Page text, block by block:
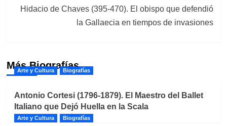
Hidacio de Chaves (395-470). El obispo que defendió
la Gallaecia en tiempos de invasiones
Más Biografías
Arte y Cultura Biografías
Antonio Cortesi (1796-1879). El Maestro del Ballet
Italiano que Dejó Huella en la Scala
Arte y Cultura Biografías